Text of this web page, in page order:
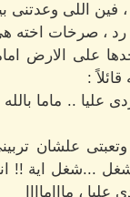
فين اللى
، صرخات اخته
على الارض
:
ردى عليا .. ماما
وتعبتى علشان
...شغل اية
، ماااماااا